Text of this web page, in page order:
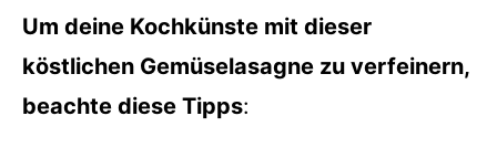
Um deine Kochkünste mit dieser
köstlichen Gemüselasagne zu verfeinern,
beachte diese Tipps: